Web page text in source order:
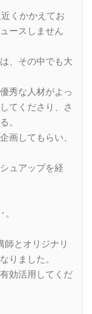
くかかえてお
ースしません
、その中でも大
秀な人材がよっ
てくださり、さ
。
画してもらい、
ュアップを経
師とオリジナリ
りました。
効活用してくだ